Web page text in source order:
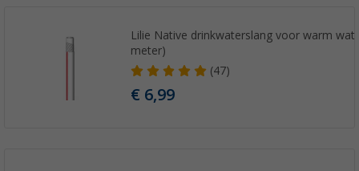
Lilie Native drinkwaterslang voor warm
meter)
(47)
€ 6,99